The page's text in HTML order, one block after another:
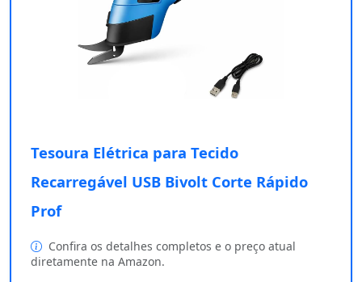
Tesoura Elétrica para Tecido
Recarregável USB Bivolt Corte Rápido
Prof
Confira os detalhes completos e o preço atual
diretamente na Amazon.